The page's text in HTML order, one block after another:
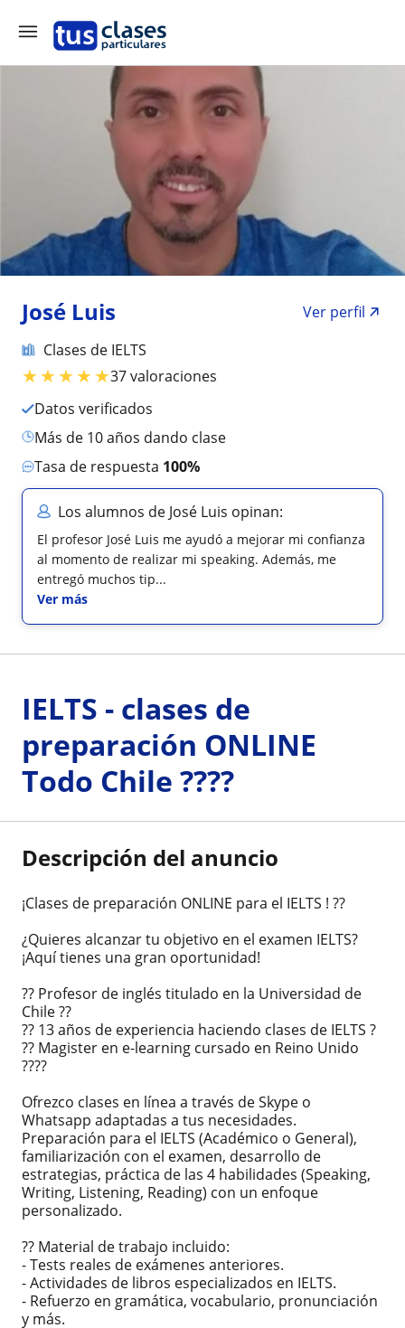
José Luis
Ver perfil
Clases de IELTS
★★★★★37 valoraciones
Datos verificados
más de 10 años dando clase
Tasa de respuesta 100%
Los alumnos de José Luis opinan:
El profesor José Luis me ayudó a mejorar mi confianza
al momento de realizar mi speaking. Además, me
entregó muchos tip...
Ver más
IELTS - clases de
preparación ONLINE
Todo Chile ????
Descripción del anuncio
¡Clases de preparación ONLINE para el IELTS ! ??
¿Quieres alcanzar tu objetivo en el examen IELTS?
¡Aquí tienes una gran oportunidad!
?? Profesor de inglés titulado en la Universidad de
Chile ??
?? 13 años de experiencia haciendo clases de IELTS ?
?? Magister en e-learning cursado en Reino Unido
????
Ofrezco clases en línea a través de Skype o
Whatsapp adaptadas a tus necesidades.
Preparación para el IELTS (Académico o General),
familiarización con el examen, desarrollo de
estrategias, práctica de las 4 habilidades (Speaking,
Writing, Listening, Reading) con un enfoque
personalizado.
?? Material de trabajo incluido:
- Tests reales de exámenes anteriores.
- Actividades de libros especializados en IELTS.
- Refuerzo en gramática, vocabulario, pronunciación
y más.